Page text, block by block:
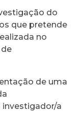
do
que pretende
no
de uma
investigador/a